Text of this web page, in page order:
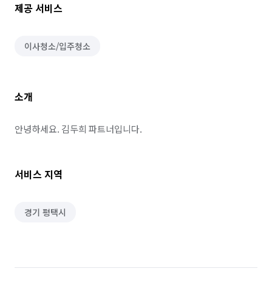
제공 서비스
이사청소/입주청소
소개
안녕하세요. 김두희 파트너입니다.
서비스 지역
경기 평택시